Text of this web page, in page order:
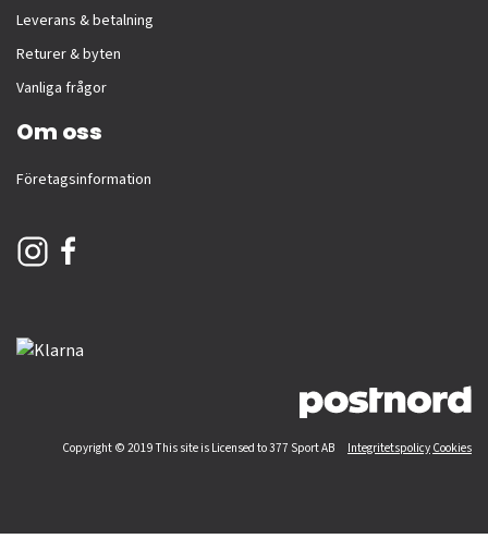
Leverans & betalning
Returer & byten
Vanliga frågor
Om oss
Företagsinformation
Copyright © 2019 This site is Licensed to 377 Sport AB Integritetspolicy Cookies